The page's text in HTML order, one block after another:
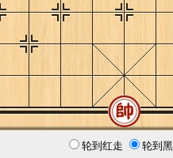
轮到红走 轮到